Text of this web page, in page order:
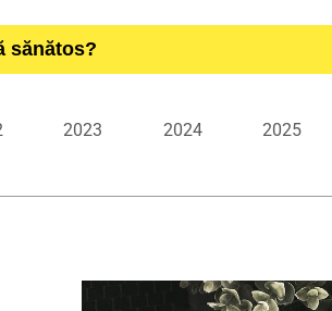
sănătos?
2023 2024 2025